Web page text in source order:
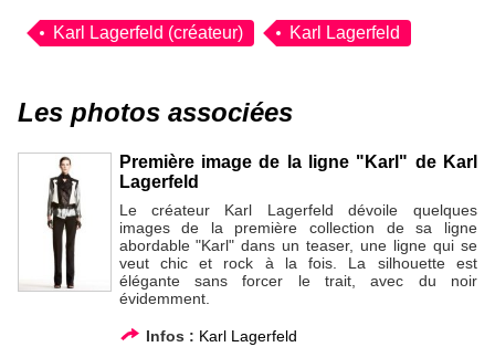
Karl Lagerfeld (créateur) Karl Lagerfeld
Les photos associées
Première image de la ligne "Karl" de Karl
Lagerfeld
Le créateur Karl Lagerfeld dévoile quelques
images de la première collection de sa ligne
abordable "Karl" dans un teaser, une ligne qui se
veut chic et rock à la fois. La silhouette est
élégante sans forcer le trait, avec du noir
évidemment.
Infos : Karl Lagerfeld